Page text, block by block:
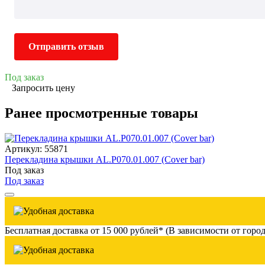
Отправить отзыв
Под заказ
Запросить цену
Ранее просмотренные товары
Артикул: 55871
Перекладина крышки AL.P070.01.007 (Cover bar)
Под заказ
Под заказ
Бесплатная доставка от 15 000 рублей* (В зависимости от